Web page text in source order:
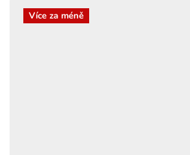
Více za méně